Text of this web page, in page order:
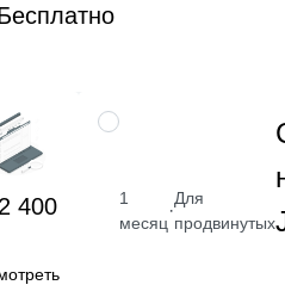
400
НАВЫК
1
месяц
·
Для
продвинутых